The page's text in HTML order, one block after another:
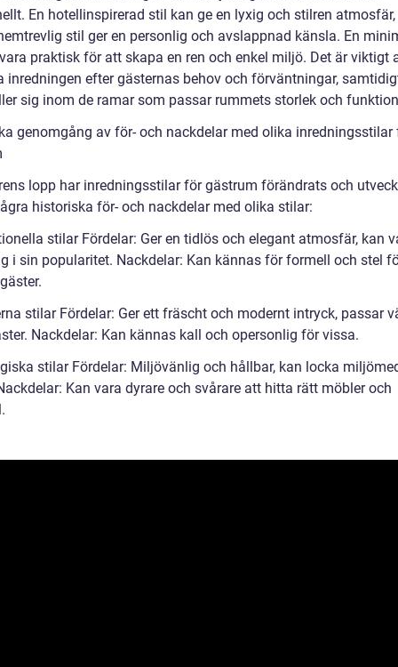
En hotellinspirerad stil kan ge en lyxig och stilren
stil ger en personlig och avslappnad känsla. En
praktisk för att skapa en ren och enkel miljö. Det är viktigt
inredningen efter gästernas behov och förväntningar,
sig inom de ramar som passar rummets storlek och
genomgång av för- och nackdelar med olika inredningsstilar
lopp har inredningsstilar för gästrum förändrats och
historiska för- och nackdelar med olika stilar:
stilar Fördelar: Ger en tidlös och elegant atmosfär, kan
i sin popularitet. Nackdelar: Kan kännas för formell och stel
stilar Fördelar: Ger ett fräscht och modernt intryck, passar
Nackdelar: Kan kännas kall och opersonlig för vissa.
stilar Fördelar: Miljövänlig och hållbar, kan locka
Kan vara dyrare och svårare att hitta rätt möbler och